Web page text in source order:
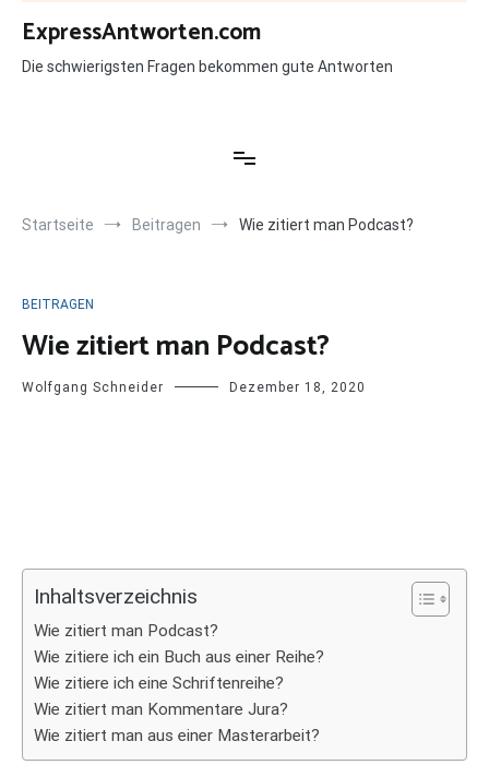
Zum
Inhalt
springen
ExpressAntworten.com
Die schwierigsten Fragen bekommen gute Antworten
Startseite Beitragen Wie zitiert man Podcast?
BEITRAGEN
Wie zitiert man Podcast?
Wolfgang Schneider Dezember 18, 2020
Inhaltsverzeichnis
Wie zitiert man Podcast?
Wie zitiere ich ein Buch aus einer Reihe?
Wie zitiere ich eine Schriftenreihe?
Wie zitiert man Kommentare Jura?
Wie zitiert man aus einer Masterarbeit?